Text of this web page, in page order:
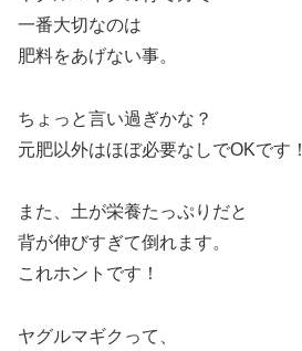
一番大切なのは
肥料をあげない事。
ちょっと言い過ぎかな？
元肥以外はほぼ必要なしでOKです！
また、土が栄養たっぷりだと
背が伸びすぎて倒れます。
これホントです！
ヤグルマギクって、